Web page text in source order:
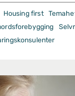
Housing first